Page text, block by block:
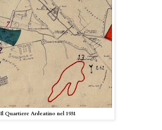
Il Quartiere Ardeatino nel 1931